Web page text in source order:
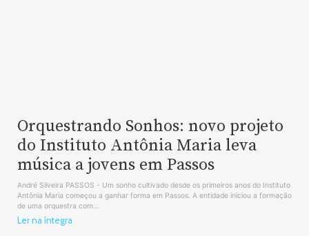
Orquestrando Sonhos: novo projeto
do Instituto Antônia Maria leva
música a jovens em Passos
André Silveira PASSOS - Um sonho cultivado desde os primeiros anos do Instituto
Antônia Maria começou a ganhar forma em Passos. A entidade iniciou a formação
de uma orquestra com...
Ler na íntegra